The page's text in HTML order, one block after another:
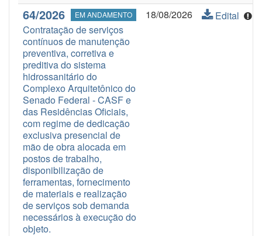
64/2026 EM ANDAMENTO
Contratação de serviços
contínuos de manutenção
preventiva, corretiva e
preditiva do sistema
hidrossanitário do
Complexo Arquitetônico do
Senado Federal - CASF e
das Residências Oficiais,
com regime de dedicação
exclusiva presencial de
mão de obra alocada em
postos de trabalho,
disponibilização de
ferramentas, fornecimento
de materiais e realização
de serviços sob demanda
necessários à execução do
objeto.
18/08/2026 Edital